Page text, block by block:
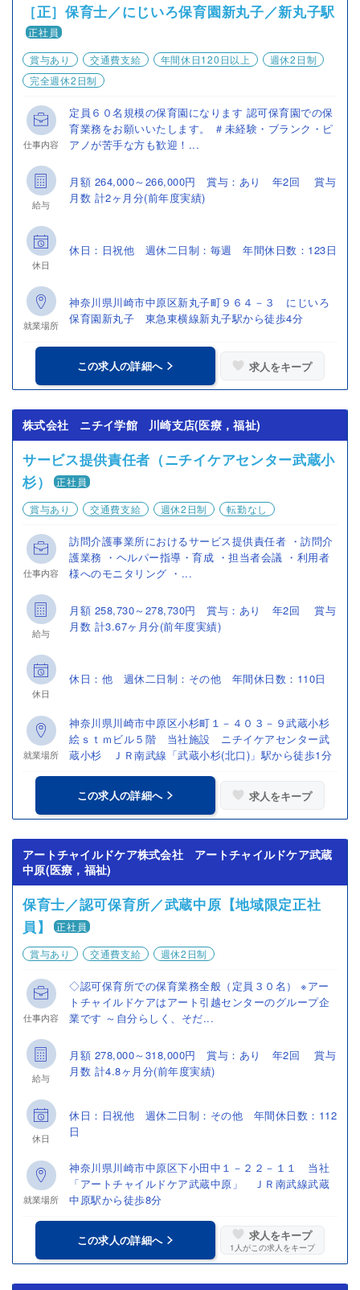
［正］保育士／にじいろ保育園新丸子／新丸子駅
正社員
賞与あり
交通費支給 年間休日120日以上
週休2日制
完全週休2日制
仕事内容
定員６０名規模の保育園になります 認可保育園での保
育業務をお願いいたします。 ＃未経験・ブランク・ピ
アノが苦手な方も歓迎！...
給与
月額 264,000～266,000円 賞与：あり 年2回 賞与
月数 計2ヶ月分(前年度実績)
休日
休日：日祝他 週休二日制：毎週 年間休日数：123日
就業場所
神奈川県川崎市中原区新丸子町９６４－３ にじいろ
保育園新丸子 東急東横線新丸子駅から徒歩4分
この求人の詳細へ 求人をキープ
株式会社 ニチイ学館 川崎支店(医療，福祉)
サービス提供責任者（ニチイケアセンター武蔵小
杉）
正社員
賞与あり
交通費支給 週休2日制 転勤なし
仕事内容
訪問介護事業所におけるサービス提供責任者 ・訪問介
護業務 ・ヘルパー指導・育成 ・担当者会議 ・利用者
様へのモニタリング ・...
給与
月額 258,730～278,730円 賞与：あり 年2回 賞与
月数 計3.67ヶ月分(前年度実績)
休日
休日：他 週休二日制：その他 年間休日数：110日
就業場所
神奈川県川崎市中原区小杉町１－４０３－９武蔵小杉
絵ｓｔｍビル５階 当社施設 ニチイケアセンター武
蔵小杉 ＪＲ南武線「武蔵小杉(北口)」駅から徒歩1分
この求人の詳細へ 求人をキープ
アートチャイルドケア株式会社 アートチャイルドケア武蔵
中原(医療，福祉)
保育士／認可保育所／武蔵中原【地域限定正社
員】
正社員
賞与あり
交通費支給 週休2日制
仕事内容
◇認可保育所での保育業務全般（定員３０名） ※アー
トチャイルドケアはアート引越センターのグループ企
業です ～自分らしく、そだ...
給与
月額 278,000～318,000円 賞与：あり 年2回 賞与
月数 計4.8ヶ月分(前年度実績)
休日
休日：日祝他 週休二日制：その他 年間休日数：112
日
就業場所
神奈川県川崎市中原区下小田中１－２２－１１ 当社
「アートチャイルドケア武蔵中原」 ＪＲ南武線武蔵
中原駅から徒歩8分
この求人の詳細へ 求人をキープ
1 人がこの求人をキープ